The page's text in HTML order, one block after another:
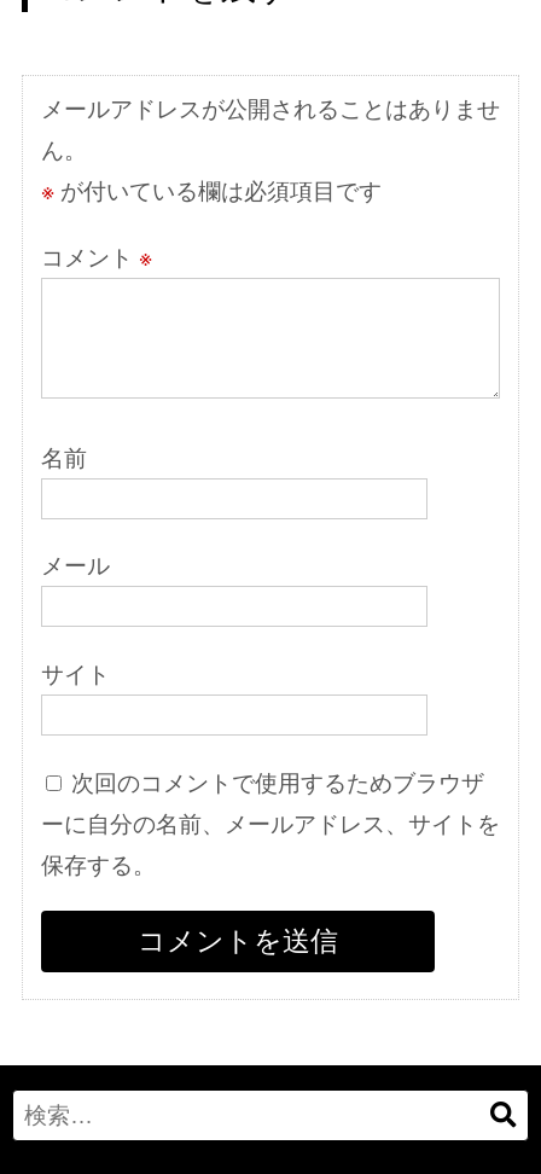
シ
ョ
ン
メールアドレスが公開されることはありませ
ん。
※が付いている欄は必須項目です
コメント ※
名前
メール
サイト
次回のコメントで使用するためブラウザ
ーに自分の名前、メールアドレス、サイトを
保存する。
Search
for: